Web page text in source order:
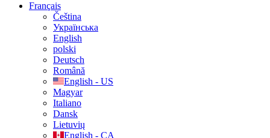
Français
Čeština
Українська
English
polski
Deutsch
Română
English - US
Magyar
Italiano
Dansk
Lietuvių
English - CA